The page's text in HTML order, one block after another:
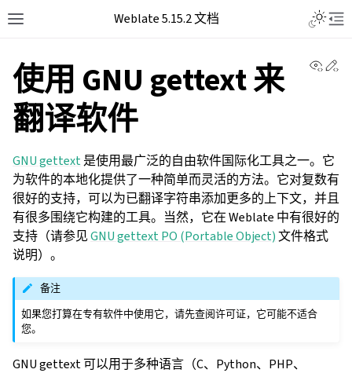
Weblate 5.15.2 文档
使用 GNU gettext 来
翻译软件
GNU gettext是使用最广泛的自由软件国际化工具之一。它
为软件的本地化提供了一种简单而灵活的方法。它对复数有
很好的支持，可以为已翻译字符串添加更多的上下文，并且
有很多围绕它构建的工具。当然，它在 Weblate 中有很好的
支持（请参见GNU gettext PO (Portable Object)文件格式
说明）。
备注
如果您打算在专有软件中使用它，请先查阅许可证，它可能不适合
您。
GNU gettext 可以用于多种语言（C、Python、PHP、